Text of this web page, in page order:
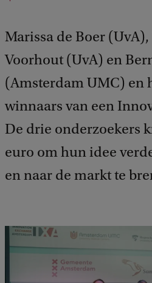
Marissa de Boer
Voorhout (UvA) en
(Amsterdam UMC) en
winnaars van een
De drie onderzoekers
euro om hun idee
en naar de markt te